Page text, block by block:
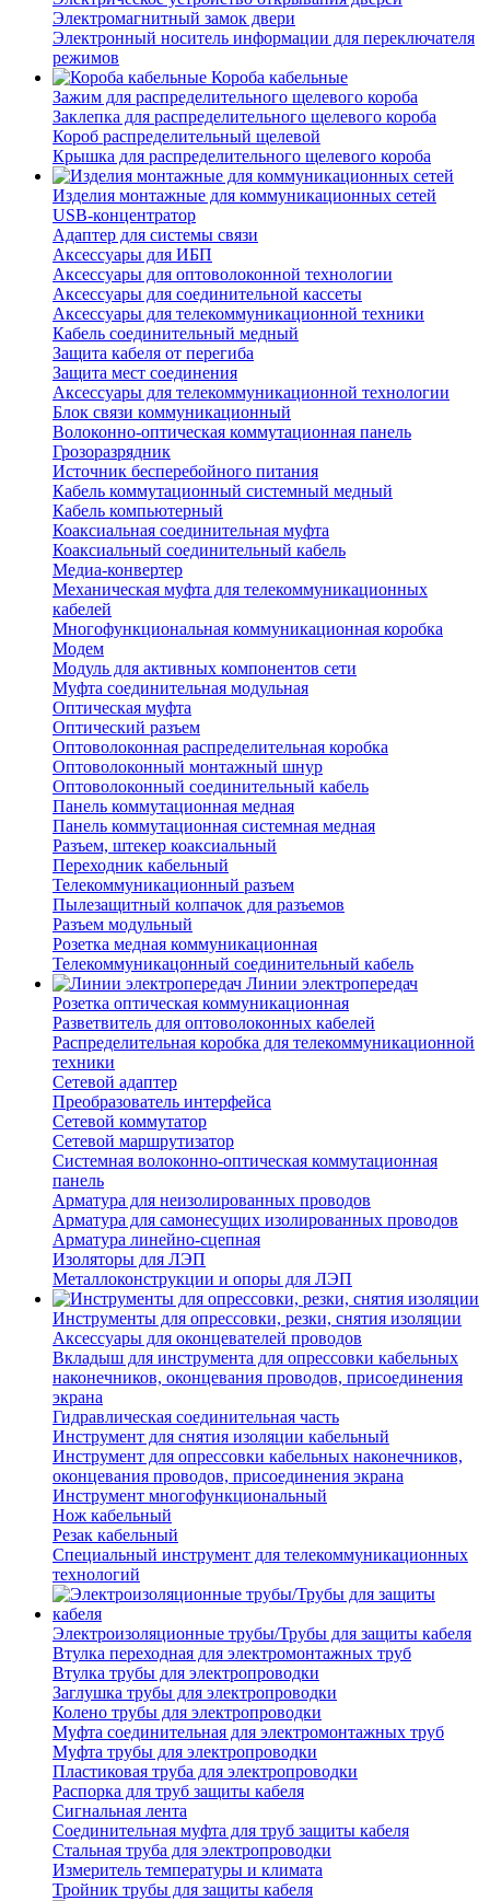
Электромагнитный замок двери
Электронный носитель информации для переключателя
режимов
Короба кабельные
Зажим для распределительного щелевого короба
Заклепка для распределительного щелевого короба
Короб распределительный щелевой
Крышка для распределительного щелевого короба
Изделия монтажные для коммуникационных сетей
USB-концентратор
Адаптер для системы связи
Аксессуары для ИБП
Аксессуары для оптоволоконной технологии
Аксессуары для соединительной кассеты
Аксессуары для телекоммуникационной техники
Кабель соединительный медный
Защита кабеля от перегиба
Защита мест соединения
Аксессуары для телекоммуникационной технологии
Блок связи коммуникационный
Волоконно-оптическая коммутационная панель
Грозоразрядник
Источник бесперебойного питания
Кабель коммутационный системный медный
Кабель компьютерный
Коаксиальная соединительная муфта
Коаксиальный соединительный кабель
Медиа-конвертер
Механическая муфта для телекоммуникационных
кабелей
Многофункциональная коммуникационная коробка
Модем
Модуль для активных компонентов сети
Муфта соединительная модульная
Оптическая муфта
Оптический разъем
Оптоволоконная распределительная коробка
Оптоволоконный монтажный шнур
Оптоволоконный соединительный кабель
Панель коммутационная медная
Панель коммутационная системная медная
Разъем, штекер коаксиальный
Переходник кабельный
Телекоммуникационный разъем
Пылезащитный колпачок для разъемов
Разъем модульный
Розетка медная коммуникационная
Телекоммуникацонный соединительный кабель
Линии электропередач
Розетка оптическая коммуникационная
Разветвитель для оптоволоконных кабелей
Распределительная коробка для телекоммуникационной
техники
Сетевой адаптер
Преобразователь интерфейса
Сетевой коммутатор
Сетевой маршрутизатор
Системная волоконно-оптическая коммутационная
панель
Арматура для неизолированных проводов
Арматура для самонесущих изолированных проводов
Арматура линейно-сцепная
Изоляторы для ЛЭП
Металлоконструкции и опоры для ЛЭП
Инструменты для опрессовки, резки, снятия изоляции
Аксессуары для оконцевателей проводов
Вкладыш для инструмента для опрессовки кабельных
наконечников, оконцевания проводов, присоединения
экрана
Гидравлическая соединительная часть
Инструмент для снятия изоляции кабельный
Инструмент для опрессовки кабельных наконечников,
оконцевания проводов, присоединения экрана
Инструмент многофункциональный
Нож кабельный
Резак кабельный
Специальный инструмент для телекоммуникационных
технологий
Электроизоляционные трубы/Трубы для защиты кабеля
Втулка переходная для электромонтажных труб
Втулка трубы для электропроводки
Заглушка трубы для электропроводки
Колено трубы для электропроводки
Муфта соединительная для электромонтажных труб
Муфта трубы для электропроводки
Пластиковая труба для электропроводки
Распорка для труб защиты кабеля
Сигнальная лента
Соединительная муфта для труб защиты кабеля
Стальная труба для электропроводки
Измеритель температуры и климата
Тройник трубы для защиты кабеля